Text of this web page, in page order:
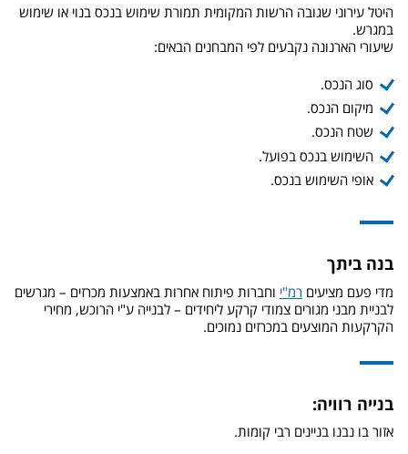
היטל עירוני שגובה הרשות המקומית תמורת שימוש בנכס בנוי או שימוש
במגרש.
שיעורי הארנונה נקבעים לפי המבחנים הבאים:
סוג הנכס.
מיקום הנכס.
שטח הנכס.
השימוש בנכס בפועל.
אופי השימוש בנכס.
בנה ביתך
מדי פעם מציעים רמ"י וחברות פיתוח אחרות באמצעות מכרזים – מגרשים
לבניית מבני מגורים צמודי קרקע ליחידים – לבנייה ע"י הרוכש, מחירי
הקרקעות המוצעים במכרזים נמוכים.
בנייה רוויה:
אזור בו נבנו בניינים רבי קומות.